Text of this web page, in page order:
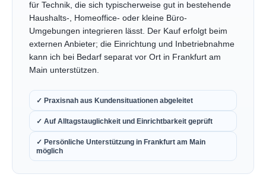
für Technik, die sich typischerweise gut in bestehende
Haushalts-, Homeoffice- oder kleine Büro-
Umgebungen integrieren lässt. Der Kauf erfolgt beim
externen Anbieter; die Einrichtung und Inbetriebnahme
kann ich bei Bedarf separat vor Ort in Frankfurt am
Main unterstützen.
✓ Praxisnah aus Kundensituationen abgeleitet
✓ Auf Alltagstauglichkeit und Einrichtbarkeit geprüft
✓ Persönliche Unterstützung in Frankfurt am Main
möglich